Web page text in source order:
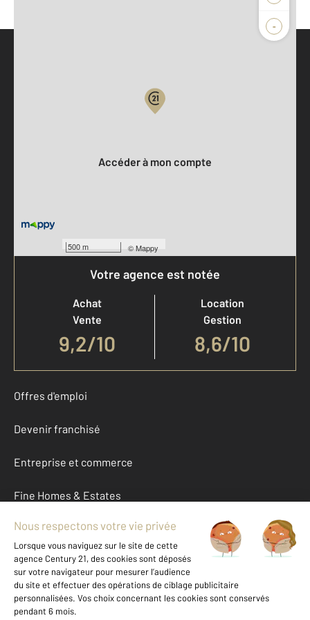
-
500 m ©Mappy
Accéder à mon compte
Votre agence est notée
Achat
Vente
9,2/10
Location
Gestion
8,6/10
Offres d'emploi
Devenir franchisé
Entreprise et commerce
Fine Homes & Estates
À propos
International
Nous contacter